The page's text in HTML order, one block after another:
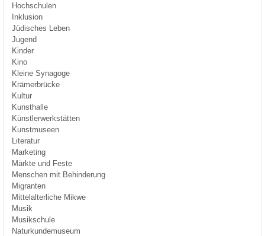
Hochschulen
Inklusion
Jüdisches Leben
Jugend
Kinder
Kino
Kleine Synagoge
Krämerbrücke
Kultur
Kunsthalle
Künstlerwerkstätten
Kunstmuseen
Literatur
Marketing
Märkte und Feste
Menschen mit Behinderung
Migranten
Mittelalterliche Mikwe
Musik
Musikschule
Naturkundemuseum